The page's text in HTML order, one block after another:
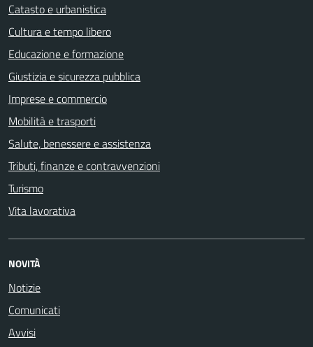
Catasto e urbanistica
Cultura e tempo libero
Educazione e formazione
Giustizia e sicurezza pubblica
Imprese e commercio
Mobilità e trasporti
Salute, benessere e assistenza
Tributi, finanze e contravvenzioni
Turismo
Vita lavorativa
NOVITÀ
Notizie
Comunicati
Avvisi